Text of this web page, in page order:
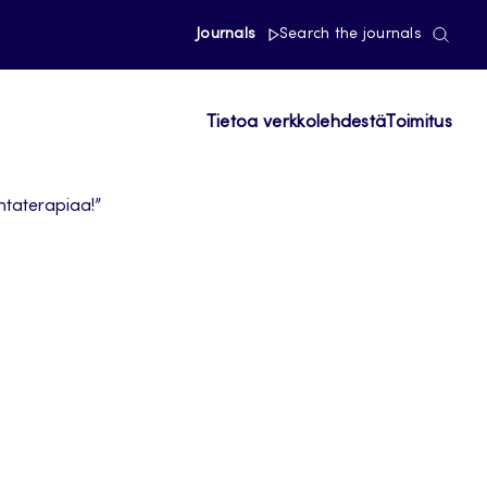
Journals Search the journals
Tietoa verkkolehdestä Toimitus